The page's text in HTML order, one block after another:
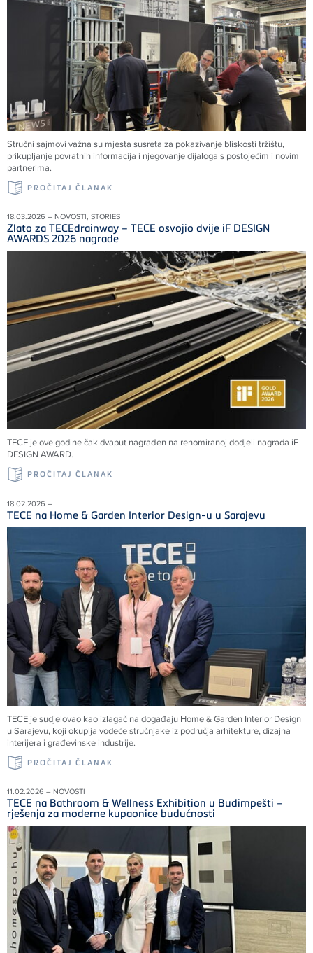
Stručni sajmovi važna su mjesta susreta za pokazivanje bliskosti tržištu,
prikupljanje povratnih informacija i njegovanje dijaloga s postojećim i novim
partnerima.
PROČITAJ ČLANAK
18.03.2026 – NOVOSTI, STORIES
Zlato za TECEdrainway – TECE osvojio dvije iF DESIGN
AWARDS 2026 nagrade
TECE je ove godine čak dvaput nagrađen na renomiranoj dodjeli nagrada iF
DESIGN AWARD.
PROČITAJ ČLANAK
18.02.2026 –
TECE na Home & Garden Interior Design-u u Sarajevu
TECE je sudjelovao kao izlagač na događaju Home & Garden Interior Design
u Sarajevu, koji okuplja vodeće stručnjake iz područja arhitekture, dizajna
interijera i građevinske industrije.
PROČITAJ ČLANAK
11.02.2026 – NOVOSTI
TECE na Bathroom & Wellness Exhibition u Budimpešti –
rješenja za moderne kupaonice budućnosti